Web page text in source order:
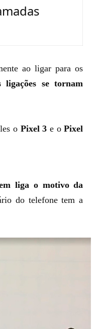
ao ligar para os
ligações se tornam
o Pixel 3 e oPixel
liga o motivo da
do telefone tem a